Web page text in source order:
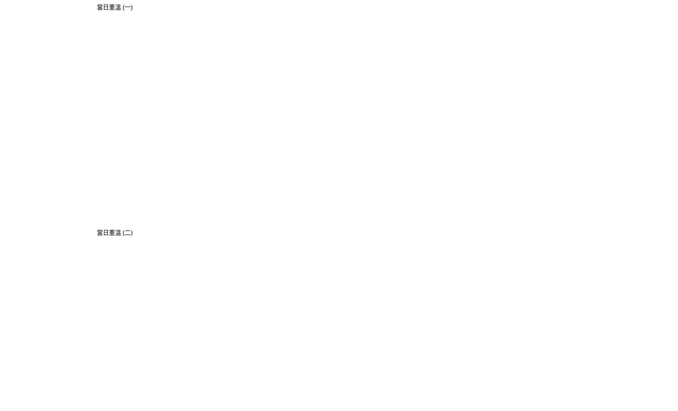
當日重溫 (一)
當日重溫 (二)